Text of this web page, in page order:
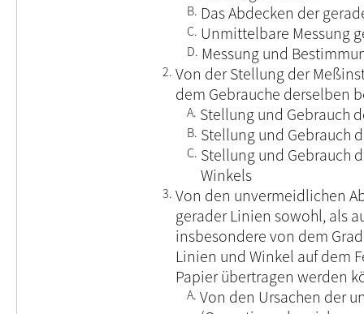
B. Das Abdecken der
C. Unmittelbare Messung
D. Messung und
2. Von der Stellung der
dem Gebrauche derselben
A. Stellung und Gebrauch
B. Stellung und Gebrauch
C. Stellung und Gebrauch
Winkels
3. Von den unvermeidlichen
gerader Linien sowohl, als
insbesondere von dem
Linien und Winkel auf dem
Papier übertragen werden
A. Von den Ursachen der